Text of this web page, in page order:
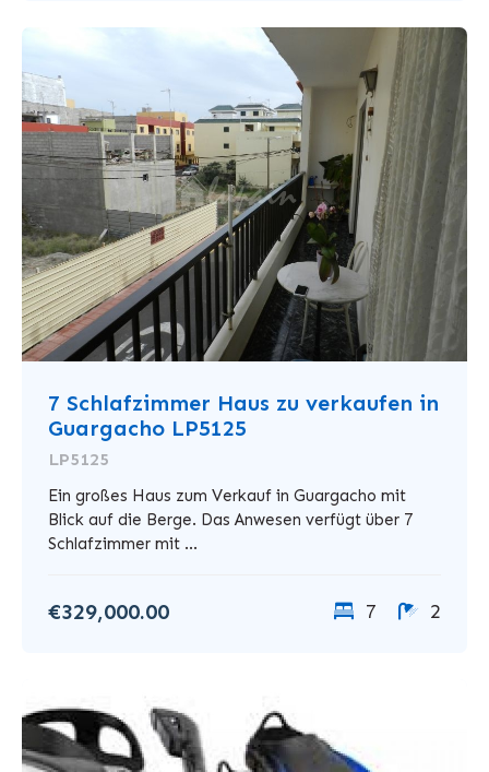
7 Schlafzimmer Haus zu verkaufen in
Guargacho LP5125
LP5125
Ein großes Haus zum Verkauf in Guargacho mit
Blick auf die Berge. Das Anwesen verfügt über 7
Schlafzimmer mit ...
€329,000.00 7 2